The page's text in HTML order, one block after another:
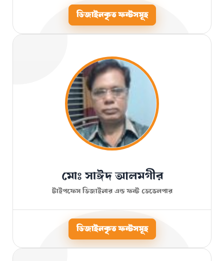
ডিজাইনকৃত ফন্টসমূহ
মোঃ সাঈদ আলমগীর
টাইপফেস ডিজাইনার এন্ড ফন্ট ডেভেলপার
ডিজাইনকৃত ফন্টসমূহ